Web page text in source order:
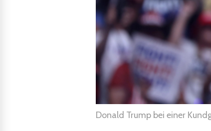
Donald Trump bei einer